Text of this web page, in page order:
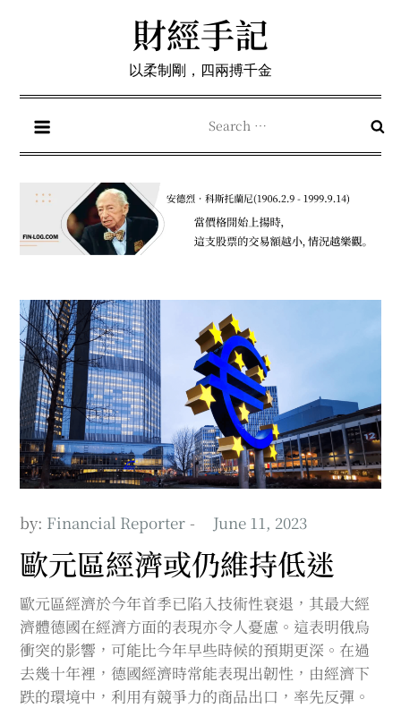
財經手記
以柔制剛，四兩搏千金
for:
by: Financial Reporter
歐元區經濟或仍維持低迷
歐元區經濟於今年首季已陷入技術性衰退，其最大經
濟體德國在經濟方面的表現亦令人憂慮。這表明俄烏
衝突的影響，可能比今年早些時候的預期更深。在過
去幾十年裡，德國經濟時常能表現出韌性，由經濟下
跌的環境中，利用有競爭力的商品出口，率先反彈。